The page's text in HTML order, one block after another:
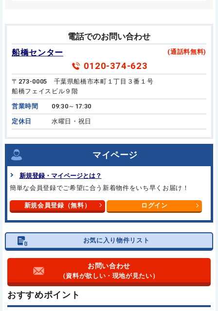
電話でのお問い合わせ
船橋センター
(通話料無料)
0120-374-623
〒273-0005 千葉県船橋市本町１丁目３番１号
船橋フェイスビル９階
営業時間 09:30～17:30
定休日 水曜日・祝日
マイページ
新規登録・マイページとは？
簡単な会員登録でご希望に合う 新着物件をいち早くお届け！
新規会員登録（無料） ログイン
お気に入り物件リスト
お問い合わせ
（資料が欲しい・現地が見たい）
おすすめポイント